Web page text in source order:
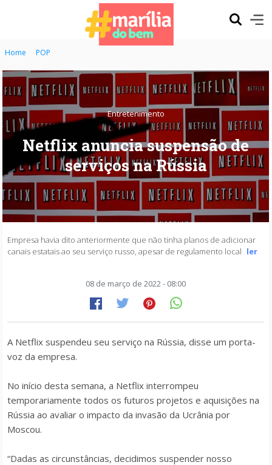
Home POP
Entretenimento
Netflix anuncia suspensão de
serviços na Rússia
Empresa havia dito anteriormente que não tinha planos de adicionar
canais estatais ao seu serviço russo, apesar de regulamento local ler
08 de março de 2022 - 08:00
A Netflix suspendeu seu serviço na Rússia, disse um porta-
voz da empresa.
No início desta semana, a Netflix interrompeu
temporariamente todos os futuros projetos e aquisições na
Rússia ao avaliar o impacto da invasão da Ucrânia por
Moscou.
“Dadas as circunstâncias, decidimos suspender nosso